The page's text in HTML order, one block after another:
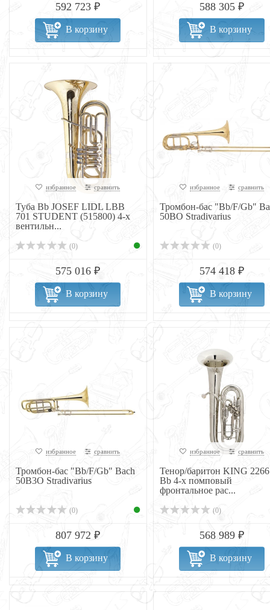
592 723 ₽
В корзину
588 305 ₽
В корзину
избранное сравнить
Туба Bb JOSEF LIDL LBB
701 STUDENT (515800) 4-х
вентильн...
(0)
575 016 ₽
В корзину
избранное сравнить
Тромбон-бас "Bb/F/Gb"
50BO Stradivarius
(0)
574 418 ₽
В корзину
избранное сравнить
Тромбон-бас "Bb/F/Gb" Bach
50B3O Stradivarius
(0)
807 972 ₽
В корзину
избранное сравнить
Тенор/баритон KING
Bb 4-х помповый
фронтальное рас...
(0)
568 989 ₽
В корзину